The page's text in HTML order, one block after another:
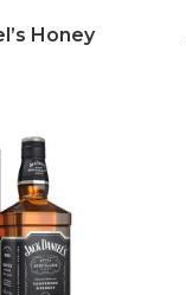
Honey